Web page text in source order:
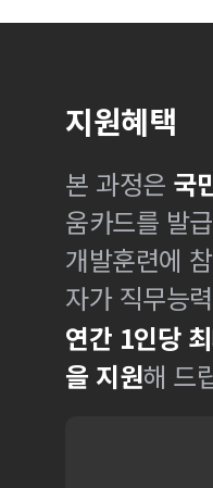
지원혜택
본 과정은 국
움카드를 발
개발훈련에
자가 직무능
연간 1인당
을 지원해 드